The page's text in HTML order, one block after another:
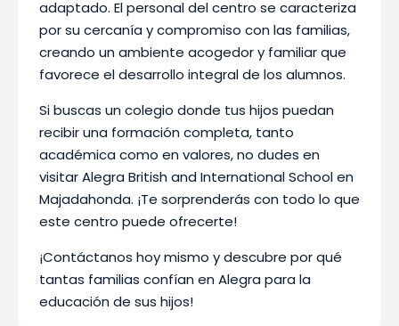
adaptado. El personal del centro se caracteriza
por su cercanía y compromiso con las familias,
creando un ambiente acogedor y familiar que
favorece el desarrollo integral de los alumnos.
Si buscas un colegio donde tus hijos puedan
recibir una formación completa, tanto
académica como en valores, no dudes en
visitar Alegra British and International School en
Majadahonda. ¡Te sorprenderás con todo lo que
este centro puede ofrecerte!
¡Contáctanos hoy mismo y descubre por qué
tantas familias confían en Alegra para la
educación de sus hijos!